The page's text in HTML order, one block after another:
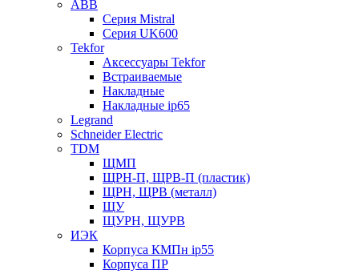
ABB
Серия Mistral
Серия UK600
Tekfor
Аксессуары Tekfor
Встраиваемые
Накладные
Накладные ip65
Legrand
Schneider Electric
TDM
ЩМП
ЩРН-П, ЩРВ-П (пластик)
ЩРН, ЩРВ (металл)
ЩУ
ЩУРН, ЩУРВ
ИЭК
Корпуса КМПн ip55
Корпуса ПР